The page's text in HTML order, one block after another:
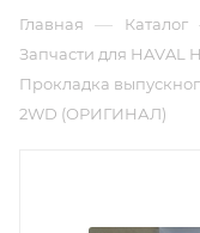
Главная — Каталог
Запчасти для HAVAL
Прокладка
2WD (ОРИГИНАЛ)